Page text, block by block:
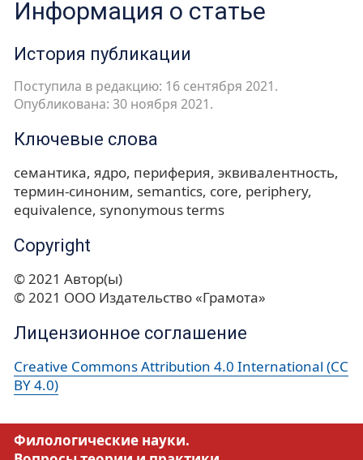
Информация о статье
История публикации
Поступила в редакцию: 16 сентября 2021.
Опубликована: 30 ноября 2021.
Ключевые слова
семантика ядро периферия эквивалентность
термин-синоним semantics core periphery
equivalence synonymous terms
Copyright
© 2021 Автор(ы)
© 2021 ООО Издательство «Грамота»
Лицензионное соглашение
Creative Commons Attribution 4.0 International (CC
BY 4.0)
Филологические науки.